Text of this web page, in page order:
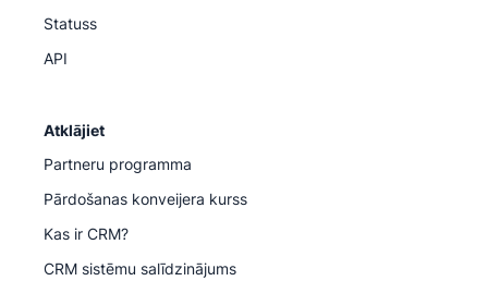
Statuss
API
Atklājiet
Partneru programma
Pārdošanas konveijera kurss
Kas ir CRM?
CRM sistēmu salīdzinājums